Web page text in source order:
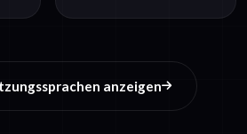
anzeigen